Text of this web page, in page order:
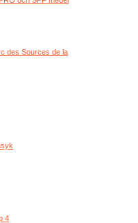
des Sources de la
4